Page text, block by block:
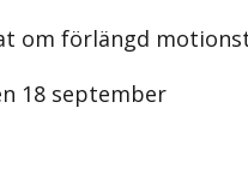
om förlängd
18 september